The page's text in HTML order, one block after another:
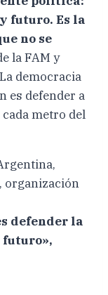
futuro. Es la
no se
la FAM y
democracia
es defender a
cada metro del
organización
defender la
futuro»,